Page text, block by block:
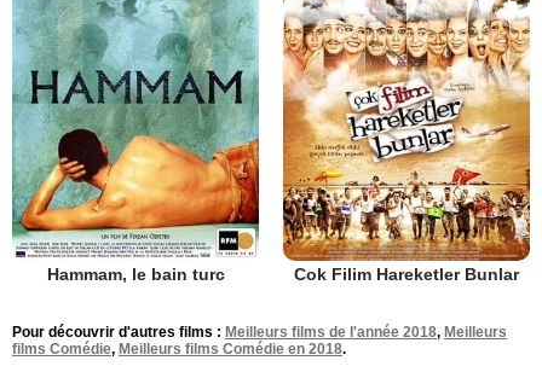
Hammam, le bain turc Cok Filim Hareketler Bunlar
Pour découvrir d'autres films : Meilleurs films de l'année 2018, Meilleurs
films Comédie, Meilleurs films Comédie en 2018.